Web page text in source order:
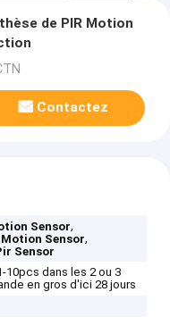
de PIR Motion
Contactez
Sensor,
Motion Sensor,
Sensor
10pcs dans les 2 ou 3
en gros d'ici 28 jours